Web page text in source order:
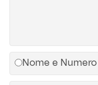
Fortissimo
Nome e Numero